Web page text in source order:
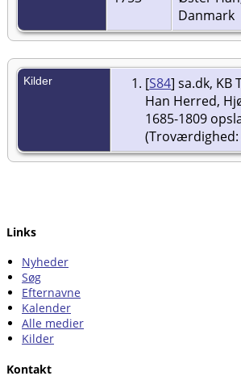
Danmark
Kilder [S84] sa.dk, KB
Han Herred,
1685-1809
(Troværdighed:
Links
Nyheder
Søg
Efternavne
Kalender
Alle medier
Kilder
Kontakt